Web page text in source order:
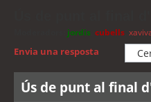
jordis cubells
Envia una resposta
Ús de punt al final